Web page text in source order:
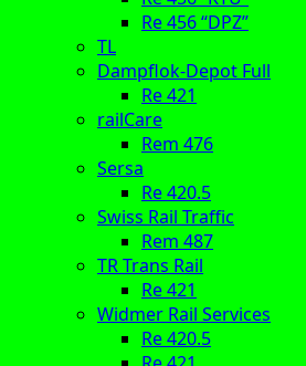
Re 456 “DPZ”
TL
Dampflok-Depot Full
Re 421
railCare
Rem 476
Sersa
Re 420.5
Swiss Rail Traffic
Rem 487
TR Trans Rail
Re 421
Widmer Rail Services
Re 420.5